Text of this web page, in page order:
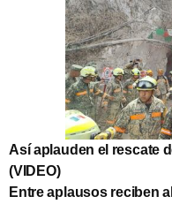
Así aplauden el rescate
(VIDEO)
Entre aplausos reciben